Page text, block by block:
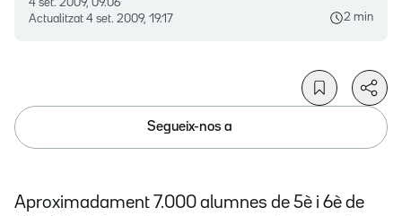
4 set. 2009, 09.06
Actualitzat 4 set. 2009, 19.17 2 min
Segueix-nos a
Aproximadament 7.000 alumnes de 5è i 6è de